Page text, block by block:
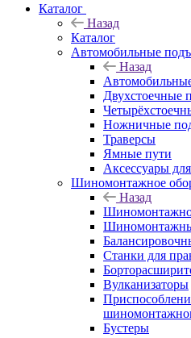
Каталог
Назад
Каталог
Автомобильные
Назад
Двухстоечные
Ножничные
Траверсы
Ямные пути
Аксессуары
Шиномонтажное
Назад
Станки для
Вулканизаторы
Бустеры